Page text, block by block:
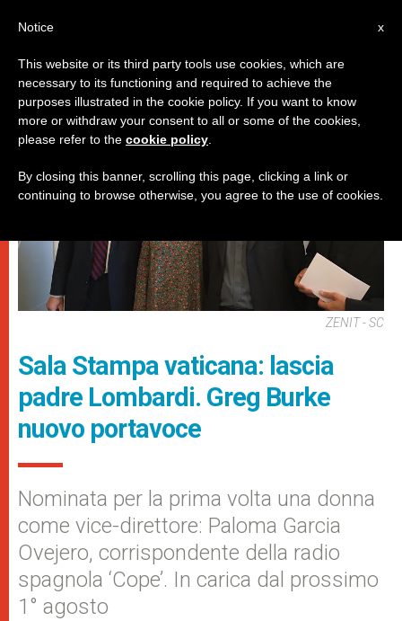
DICASTERI
ZENIT - SC
Sala Stampa vaticana: lascia
padre Lombardi. Greg Burke
nuovo portavoce
Nominata per la prima volta una donna
come vice-direttore: Paloma Garcia
Ovejero, corrispondente della radio
spagnola ‘Cope’. In carica dal prossimo
1° agosto
x
Notice
This website or its third party tools use cookies, which are
necessary to its functioning and required to achieve the
purposes illustrated in the cookie policy. If you want to know
more or withdraw your consent to all or some of the cookies,
please refer to the cookie policy
By closing this banner, scrolling this page, clicking a link or
continuing to browse otherwise, you agree to the use of cookies.